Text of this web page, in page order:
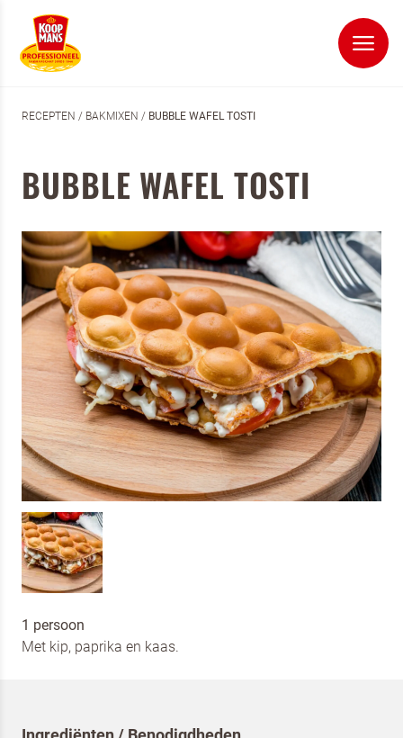
RECEPTEN / BAKMIXEN / BUBBLE WAFEL TOSTI
BUBBLE WAFEL TOSTI
1 persoon
Met kip, paprika en kaas.